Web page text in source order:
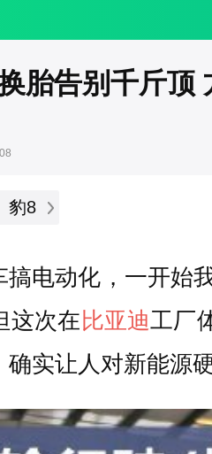
胎告别千斤顶
豹8
搞电动化，一开始
这次在 比亚迪工厂
实让人对新能源